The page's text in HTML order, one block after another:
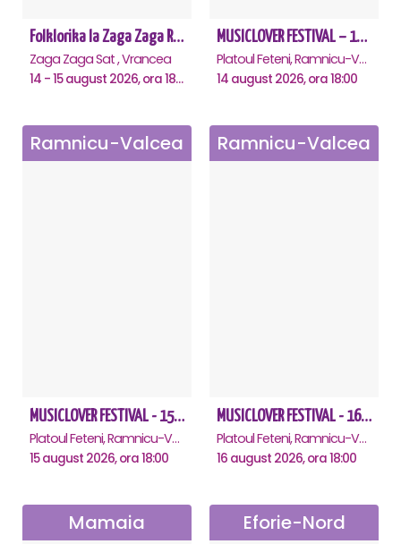
Folklorika la Zaga Zaga Resort - Anulat
Zaga Zaga Sat , Vrancea
14 - 15 august 2026, ora 18:00
MUSICLOVER FESTIVAL – 14 August – Puya, Johny Romano, Shift, Badd G, DJ Matei & Bogdanov
Platoul Feteni, Ramnicu-Valcea
14 august 2026, ora 18:00
Ramnicu-Valcea
MUSICLOVER FESTIVAL - 15 AUGUST - CONNECT-R, DELIA, RON HEWITT, NICKI M, AURIKA
Platoul Feteni, Ramnicu-Valcea
15 august 2026, ora 18:00
Ramnicu-Valcea
MUSICLOVER FESTIVAL - 16 AUGUST - LEO DE LA ROSIORI SI MARCEL STEFANET & ETHNO REPUBLIC, TUDOR DEEJAY, VARER
Platoul Feteni, Ramnicu-Valcea
16 august 2026, ora 18:00
Mamaia Eforie-Nord